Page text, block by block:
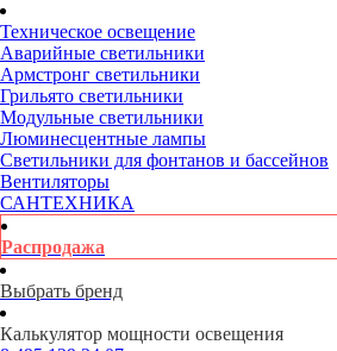
Техническое освещение
Аварийные светильники
Армстронг светильники
Грильято светильники
Модульные светильники
Люминесцентные лампы
Светильники для фонтанов и бассейнов
Вентиляторы
САНТЕХНИКА
Распродажа
Выбрать бренд
Калькулятор мощности освещения